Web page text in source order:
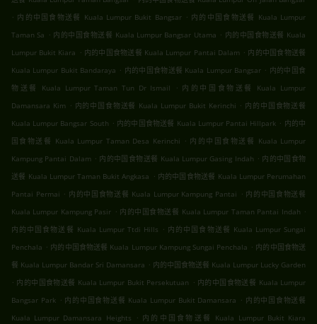
. 内的中国食物送餐 Kuala Lumpur Bukit Bangsar . 内的中国食物送餐 Kuala Lumpur
Taman Sa . 内的中国食物送餐 Kuala Lumpur Bangsar Utama . 内的中国食物送餐 Kuala
Lumpur Bukit Kiara . 内的中国食物送餐 Kuala Lumpur Pantai Dalam . 内的中国食物送餐
Kuala Lumpur Bukit Bandaraya . 内的中国食物送餐 Kuala Lumpur Bangsar . 内的中国食
物送餐 Kuala Lumpur Taman Tun Dr Ismail
. 内的中国食物送餐 Kuala Lumpur
Damansara Kim . 内的中国食物送餐 Kuala Lumpur Bukit Kerinchi . 内的中国食物送餐
Kuala Lumpur Bangsar South . 内的中国食物送餐 Kuala Lumpur Pantai Hillpark . 内的中
国食物送餐 Kuala Lumpur Taman Desa Kerinchi . 内的中国食物送餐 Kuala Lumpur
Kampung Pantai Dalam . 内的中国食物送餐 Kuala Lumpur Gasing Indah . 内的中国食物
送餐 Kuala Lumpur Taman Bukit Angkasa . 内的中国食物送餐 Kuala Lumpur Perumahan
Pantai Permai . 内的中国食物送餐 Kuala Lumpur Kampung Pantai . 内的中国食物送餐
Kuala Lumpur Kampung Pasir . 内的中国食物送餐 Kuala Lumpur Taman Pantai Indah .
内的中国食物送餐 Kuala Lumpur Ttdi Hills . 内的中国食物送餐 Kuala Lumpur Sungai
Penchala . 内的中国食物送餐 Kuala Lumpur Kampung Sungai Penchala . 内的中国食物送
餐 Kuala Lumpur Bandar Sri Damansara . 内的中国食物送餐 Kuala Lumpur Lucky Garden
. 内的中国食物送餐 Kuala Lumpur Bukit Persekutuan . 内的中国食物送餐 Kuala Lumpur
Bangsar Park . 内的中国食物送餐 Kuala Lumpur Bukit Damansara . 内的中国食物送餐
Kuala Lumpur Damansara Heights
. 内的中国食物送餐 Kuala Lumpur Bukit Kiara